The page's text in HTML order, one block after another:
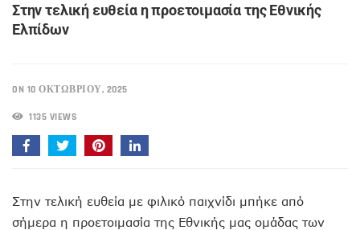
Στην τελική ευθεία η προετοιμασία της Εθνικής
Ελπίδων
ON 10 ΟΚΤΩΒΡΊΟΥ, 2025
1135 VIEWS
Στην τελική ευθεία με φιλικό παιχνίδι μπήκε από
σήμερα η προετοιμασία της Εθνικής μας ομάδας των